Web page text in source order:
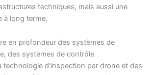
techniques, mais aussi une
à long terme.
en profondeur des systèmes de
des systèmes de contrôle
technologie d’inspection par drone et des